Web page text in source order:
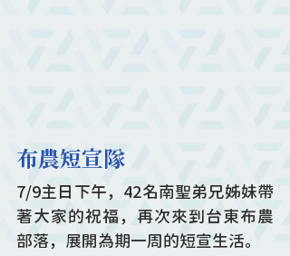
布農短宣隊
7/9主日下午，42名南聖弟兄姊妹帶
著大家的祝福，再次來到台東布農
部落，展開為期一周的短宣生活。